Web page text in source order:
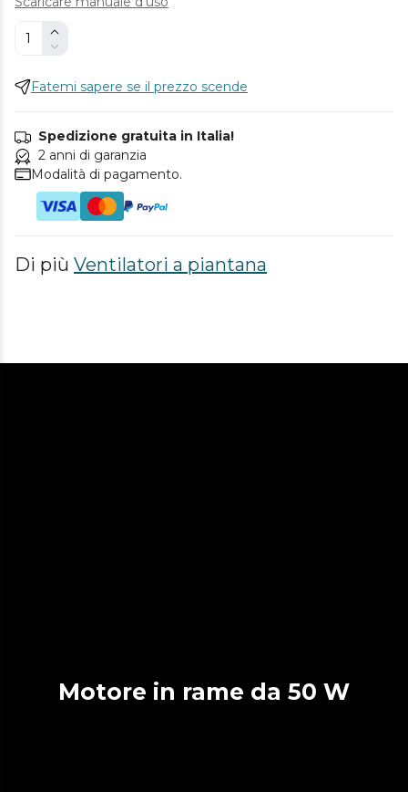
Fatemi sapere se il prezzo scende
Spedizione gratuita in Italia!
2 anni di garanzia
Modalità di pagamento.
Di più Ventilatori a piantana
Motore in rame da 50 W